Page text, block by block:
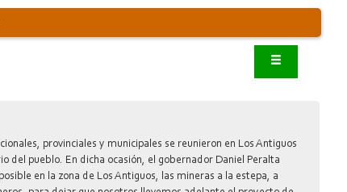
provinciales y municipales se reunieron en Los Antiguos
del pueblo. En dicha ocasión, el gobernador Daniel Peralta
en la zona de Los Antiguos, las mineras a la estepa, a